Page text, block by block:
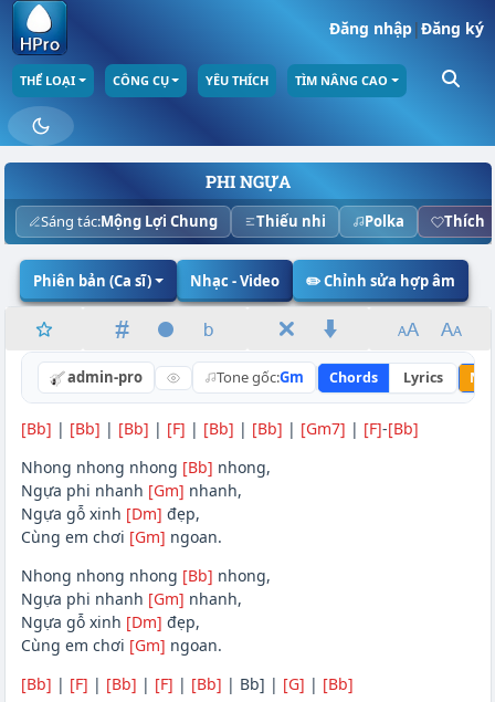
Đăng nhập|Đăng ký
THỂ LOẠI CÔNG CỤ YÊU THÍCH TÌM NÂNG CAO
PHI NGỰA
Sáng tác:Mộng Lợi Chung Thiếu nhi Polka Thích
Phiên bản (Ca sĩ) Nhạc - Video ✏️ Chỉnh sửa hợp âm
admin-pro Tone gốc:Gm Chords Lyrics
[Bb] | [Bb] | [Bb] | [F] | [Bb] | [Bb] | [Gm7] | [F]-[Bb]
Nhong nhong nhong [Bb] nhong,
Ngựa phi nhanh [Gm] nhanh,
Ngựa gỗ xinh [Dm] đẹp,
Cùng em chơi [Gm] ngoan.
Nhong nhong nhong [Bb] nhong,
Ngựa phi nhanh [Gm] nhanh,
Ngựa gỗ xinh [Dm] đẹp,
Cùng em chơi [Gm] ngoan.
[Bb] | [F] | [Bb] | [F] | [Bb] | Bb] | [G] | [Bb]